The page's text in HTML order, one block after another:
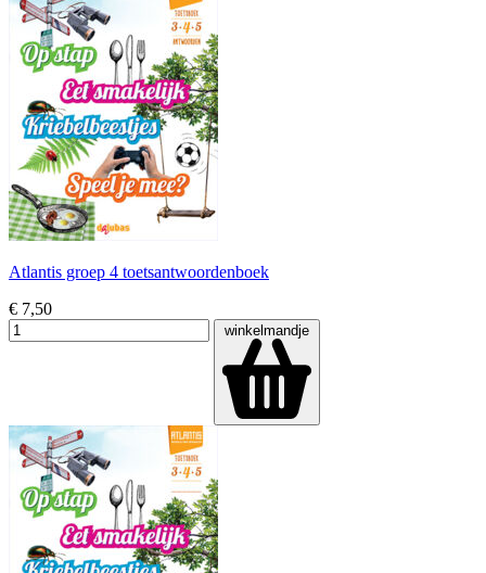
Atlantis groep 4 toetsantwoordenboek
€ 7,50
winkelmandje